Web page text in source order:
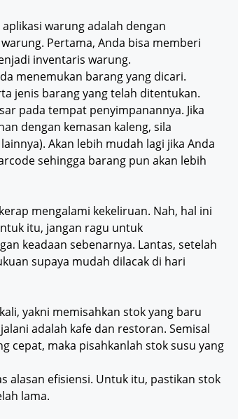
warung adalah dengan
Pertama, Anda bisa memberi
inventaris warung.
menemukan barang yang dicari.
jenis barang yang telah ditentukan.
pada tempat penyimpanannya. Jika
dengan kemasan kaleng, sila
Akan lebih mudah lagi jika Anda
sehingga barang pun akan lebih
mengalami kekeliruan. Nah, hal ini
itu, jangan ragu untuk
keadaan sebenarnya. Lantas, setelah
supaya mudah dilacak di hari
yakni memisahkan stok yang baru
adalah kafe dan restoran. Semisal
cepat, maka pisahkanlah stok susu yang
alasan efisiensi. Untuk itu, pastikan stok
lama.